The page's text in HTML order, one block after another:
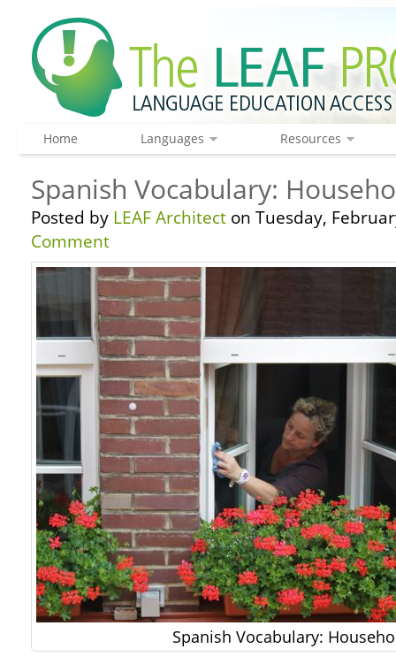
Home Languages Resources
Spanish Vocabulary:
Posted by LEAF Architect on Tuesday,
Comment
Spanish Vocabulary: